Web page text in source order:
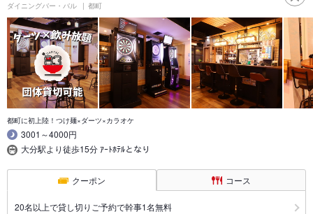
ダイニングバー・バル 都町
都町に初上陸！つけ麺×ダーツ×カラオケ
3001～4000円
大分駅より徒歩15分 ｱｰﾄﾎﾃﾙとなり
クーポン コース
20名以上で貸し切りご予約で幹事1名無料